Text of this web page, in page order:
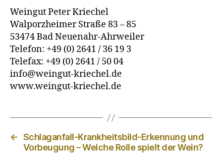
Weingut Peter Kriechel
Walporzheimer Straße 83 – 85
53474 Bad Neuenahr-Ahrweiler
Telefon: +49 (0) 2641 / 36 19 3
Telefax: +49 (0) 2641 / 50 04
info@weingut-kriechel.de
www.weingut-kriechel.de
← Schlaganfall-Krankheitsbild-Erkennung und
Vorbeugung – Welche Rolle spielt der Wein?